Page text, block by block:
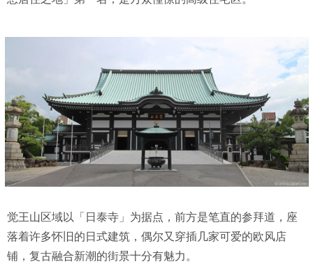
觉王山区域以「日泰寺」为据点，前方是笔直的参拜道，座
落着许多怀旧的日式建筑，偶尔又穿插几家可爱的欧风店
铺，复古融合新潮的街景十分有魅力。